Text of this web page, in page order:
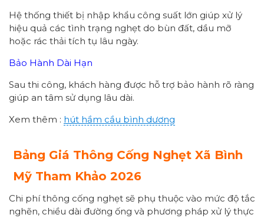
Hệ thống thiết bị nhập khẩu công suất lớn giúp xử lý
hiệu quả các tình trạng nghẹt do bùn đất, dầu mỡ
hoặc rác thải tích tụ lâu ngày.
Bảo Hành Dài Hạn
Sau thi công, khách hàng được hỗ trợ bảo hành rõ ràng
giúp an tâm sử dụng lâu dài.
Xem thêm : hút hầm cầu bình dương
Bảng Giá Thông Cống Nghẹt Xã Bình
Mỹ Tham Khảo 2026
Chi phí thông cống nghẹt sẽ phụ thuộc vào mức độ tắc
nghẽn, chiều dài đường ống và phương pháp xử lý thực